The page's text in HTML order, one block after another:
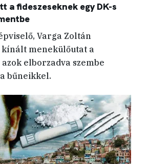
a fideszeseknek egy DK-s
Varga Zoltán
menekülőutat a
elborzadva szembe
bűneikkel.